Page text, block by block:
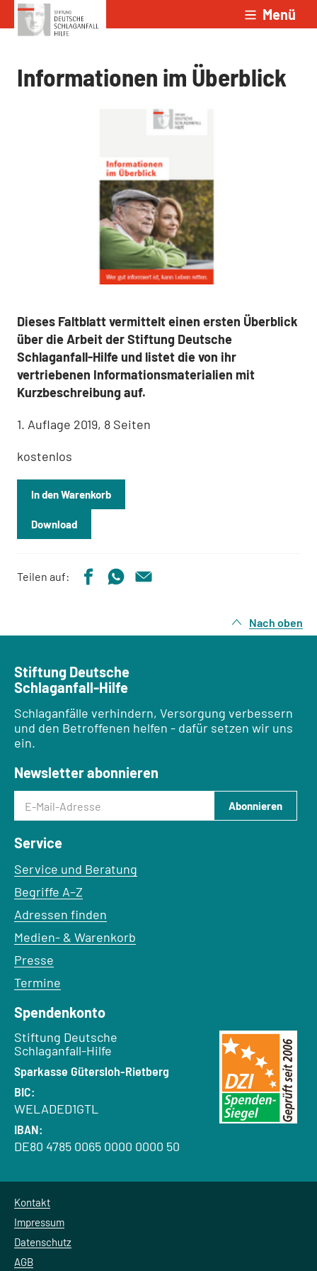
Zum Inhalt springen Menü
Informationen im Überblick
Dieses Faltblatt vermittelt einen ersten Überblick
über die Arbeit der Stiftung Deutsche
Schlaganfall-Hilfe und listet die von ihr
vertriebenen Informationsmaterialien mit
Kurzbeschreibung auf.
1. Auflage 2019, 8 Seiten
kostenlos
In den Warenkorb
Download
Teilen auf:
Nach oben
Stiftung Deutsche
Schlaganfall-Hilfe
Schlaganfälle verhindern, Versorgung verbessern
und den Betroffenen helfen - dafür setzen wir uns
ein.
Newsletter abonnieren
E-Mail-Adresse
Abonnieren
Service
Service und Beratung
Begriffe A–Z
Adressen finden
Medien- & Warenkorb
Presse
Termine
Spendenkonto
Empfänger:
Stiftung Deutsche
Schlaganfall-Hilfe
Bank:
Sparkasse Gütersloh-Rietberg
BIC:
WELADED1GTL
IBAN:
DE80 4785 0065 0000 0000 50
Kontakt
Impressum
Datenschutz
AGB